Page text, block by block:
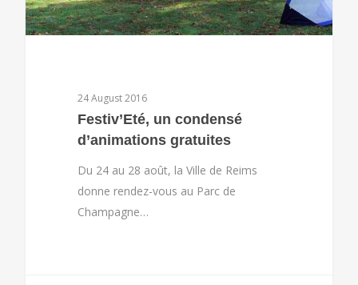
24 August 2016
Festiv’Eté, un condensé
d’animations gratuites
Du 24 au 28 août, la Ville de Reims
donne rendez-vous au Parc de
Champagne…